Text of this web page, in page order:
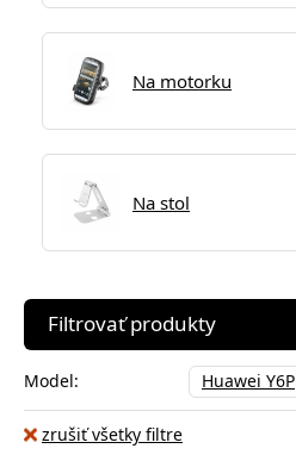
Na motorku
Na stol
Filtrovať produkty
Model: Huawei Y6P
zrušiť všetky filtre